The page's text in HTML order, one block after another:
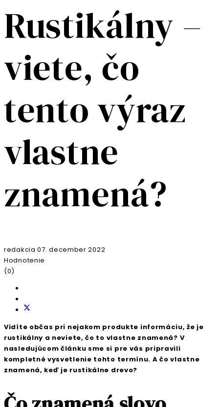
Rustikálny –
viete, čo
tento výraz
vlastne
znamená?
redakcia 07. december 2022
Hodnotenie
(0)
Vidíte občas pri nejakom produkte informáciu, že je
rustikálny a neviete, čo to vlastne znamená? V
nasledujúcom článku sme si pre vás pripravili
kompletné vysvetlenie tohto termínu. A čo vlastne
znamená, keď je rustikálne drevo?